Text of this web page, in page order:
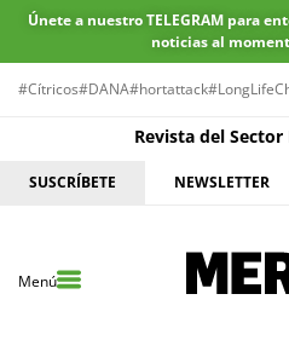
Únete a nuestro TELEGRAM para
noticias al
#Cítricos#DANA#hortattack
Revista del
SUSCRÍBETE NEWSLETTER
Menú